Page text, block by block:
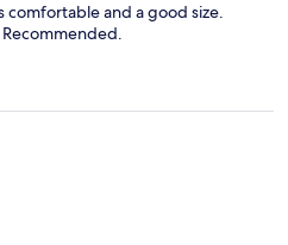
comfortable and a good size.
Recommended.